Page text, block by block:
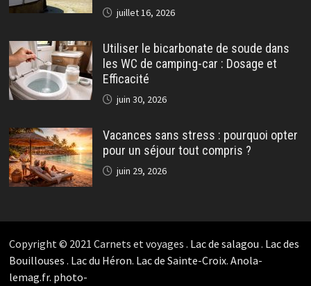
juillet 16, 2026
Utiliser le bicarbonate de soude dans
les WC de camping-car : Dosage et
Efficacité
juin 30, 2026
Vacances sans stress : pourquoi opter
pour un séjour tout compris ?
juin 29, 2026
Copyright © 2021 Carnets et voyages . Lac de salagou . Lac des
Bouillouses . Lac du Héron. Lac de Sainte-Croix.Anola-
lemag.fr. photo-